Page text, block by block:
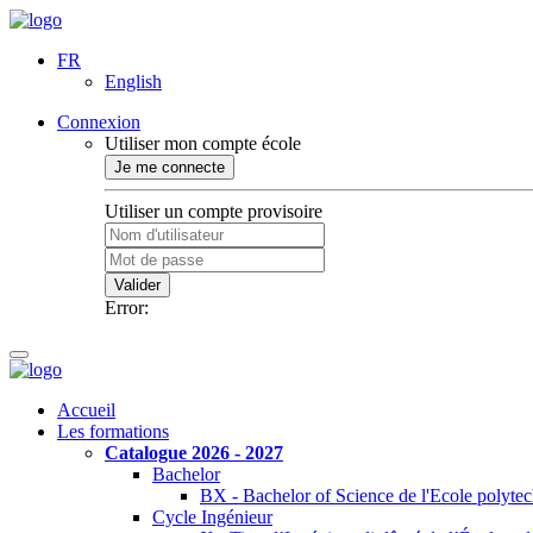
FR
English
Connexion
Utiliser mon compte école
Je me connecte
Utiliser un compte provisoire
Valider
Error:
Accueil
Les formations
Catalogue 2026 - 2027
Bachelor
BX - Bachelor of Science de l'Ecole
Cycle Ingénieur